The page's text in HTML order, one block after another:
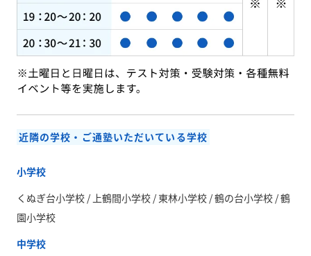
近隣の学校・ご通塾いただいている学校
小学校
くぬぎ台小学校 / 上鶴間小学校 / 東林小学校 / 鶴の台小学校 / 鶴
園小学校
中学校